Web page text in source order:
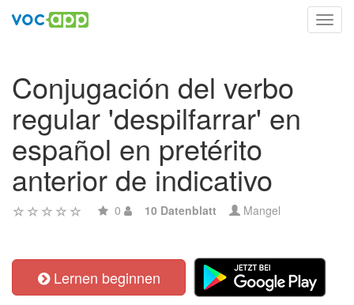
Conjugación del verbo
regular 'despilfarrar' en
español en pretérito
anterior de indicativo
0 10 Datenblatt Mangel
Lernen beginnen